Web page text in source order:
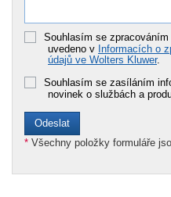
Souhlasím se
uvedeno v Informacích o
údajů ve Wolters Kluwer.
Souhlasím se zasíláním
novinek o službách a
* Všechny položky formuláře